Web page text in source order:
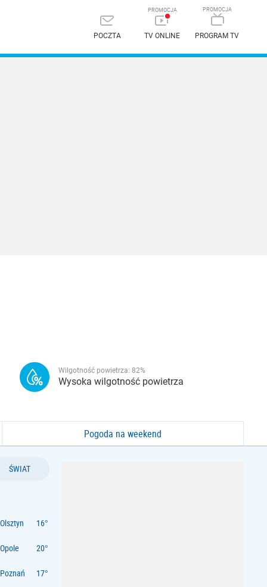
POCZTA TV ONLINE PROGRAM TV
Wilgotność powietrza: 82%
Wysoka wilgotność powietrza
Pogoda na weekend
ŚWIAT